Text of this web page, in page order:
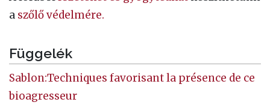
a szőlő védelmére.
Függelék
Sablon:Techniques favorisant la présence de ce
bioagresseur